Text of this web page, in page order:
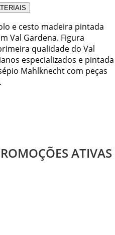
e cesto madeira pintada
Val Gardena. Figura
qualidade do Val
especializados e pintada
Mahlknecht com peças
ATIVAS